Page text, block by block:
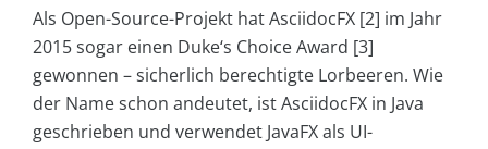
Als Open-Source-Projekt hat AsciidocFX [2] im Jahr
2015 sogar einen Duke‘s Choice Award [3]
gewonnen – sicherlich berechtigte Lorbeeren. Wie
der Name schon andeutet, ist AsciidocFX in Java
geschrieben und verwendet JavaFX als UI-